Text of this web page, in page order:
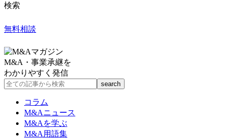
検索
無料相談
M&A・事業承継を
わかりやすく発信
コラム
M&Aニュース
M&Aを学ぶ
M&A用語集